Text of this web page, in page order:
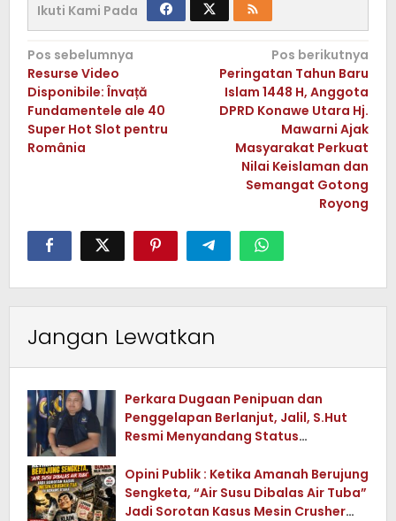
Ikuti Kami Pada
Navigasi
pos
Pos sebelumnya
Resurse Video
Disponibile: Învață
Fundamentele ale 40
Super Hot Slot pentru
România
Pos berikutnya
Peringatan Tahun Baru
Islam 1448 H, Anggota
DPRD Konawe Utara Hj.
Mawarni Ajak
Masyarakat Perkuat
Nilai Keislaman dan
Semangat Gotong
Royong
Jangan Lewatkan
Perkara Dugaan Penipuan dan
Penggelapan Berlanjut, Jalil, S.Hut
Resmi Menyandang Status
Opini Publik : Ketika Amanah Berujung
Sengketa, “Air Susu Dibalas Air Tuba”
Jadi Sorotan Kasus Mesin Crusher